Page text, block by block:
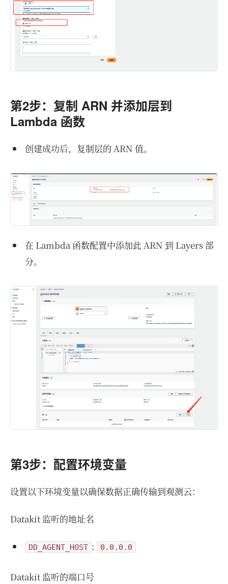
第2步：复制 ARN 并添加层到
Lambda 函数
创建成功后，复制层的 ARN 值。
在 Lambda 函数配置中添加此 ARN 到 Layers 部
分。
第3步：配置环境变量
设置以下环境变量以确保数据正确传输到观测云：
Datakit 监听的地址名
DD_AGENT_HOST : 0.0.0.0
Datakit 监听的端口号